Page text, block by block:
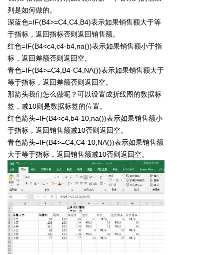
列是如何做的。
深蓝色=IF(B4>=C4,C4,B4)表示如果销售额大于等
于指标，返回指标否则返回销售额。
红色=IF(B4<c4,c4-b4,na())表示如果销售额小于指
标，返回差额否则返回空。
青色=IF(B4>=C4,B4-C4,NA())表示如果销售额大于
等于指标，返回差额否则返回空。
那箭头我们怎么做呢？可以设置成折线图的数据标
签，减10则是数据标签的位置。
红色箭头=IF(B4<c4,b4-10,na())表示如果销售额小
于指标，返回销售额减10否则返回空。
青色箭头=IF(B4>=C4,C4-10,NA())表示如果销售额
大于等于指标，返回销售额减10否则返回空。